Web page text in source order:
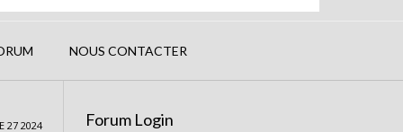
NOUS CONTACTER
27 2024 Forum Login